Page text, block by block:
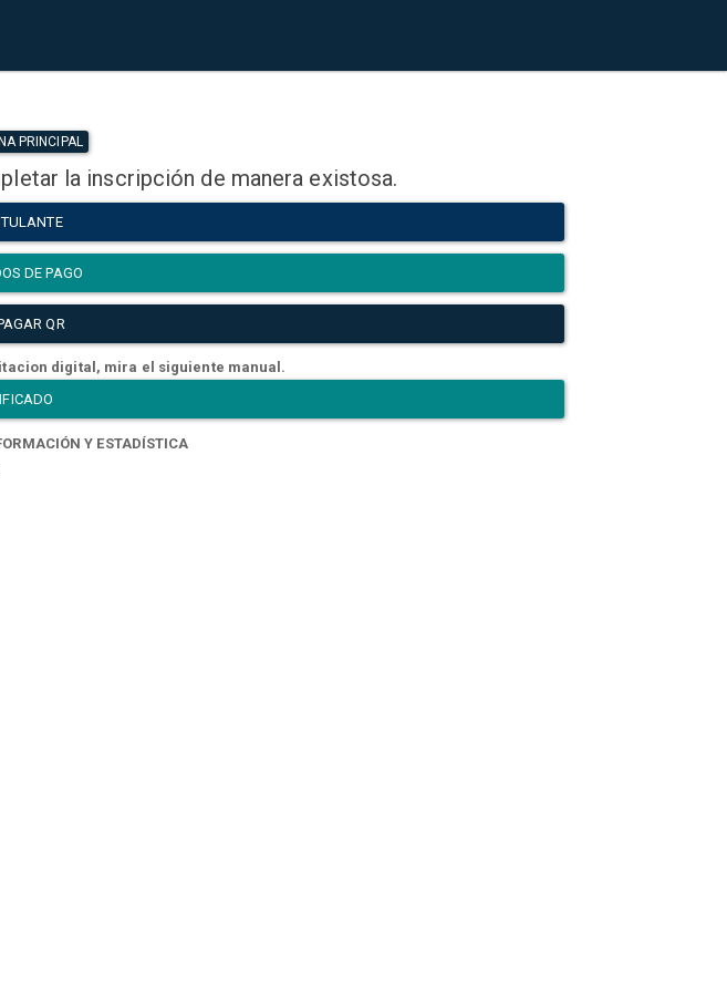
PRINCIPAL
la inscripción de manera existosa.
DE PAGO
QR
digital, mira el siguiente manual.
Y ESTADÍSTICA